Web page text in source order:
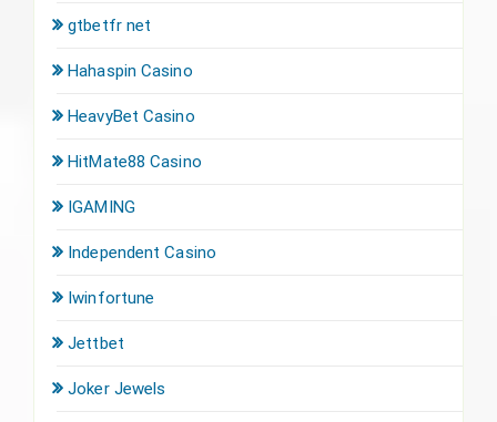
gtbetfr net
Hahaspin Casino
HeavyBet Casino
HitMate88 Casino
IGAMING
Independent Casino
Iwinfortune
Jettbet
Joker Jewels